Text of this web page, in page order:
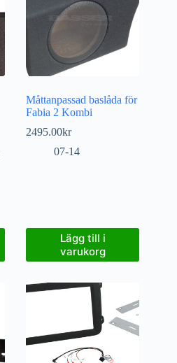
Måttanpassad baslåda för
Fabia 2 Kombi
2495.00kr
07-14
Lägg till i
varukorg